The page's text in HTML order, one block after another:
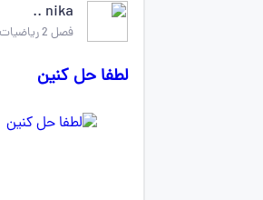
nika ..
فصل 2 ریاضیات گسسته دوازدهم
لطفا حل کنین